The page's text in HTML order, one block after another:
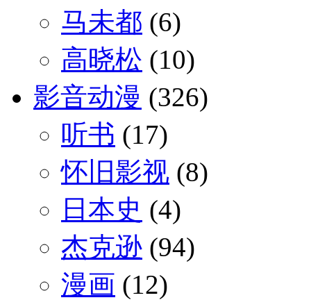
马未都 (6)
高晓松 (10)
影音动漫 (326)
听书 (17)
怀旧影视 (8)
日本史 (4)
杰克逊 (94)
漫画 (12)